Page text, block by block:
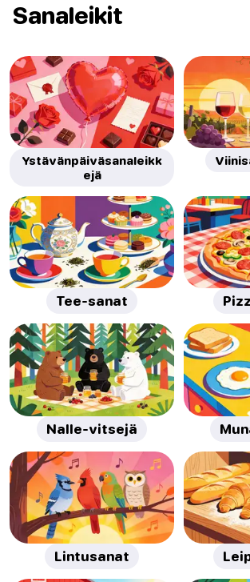
Sanaleikit
Ystävänpäiväsanaleikk
ejä
Tee-sanat
Nalle-vitsejä
Lintusanat